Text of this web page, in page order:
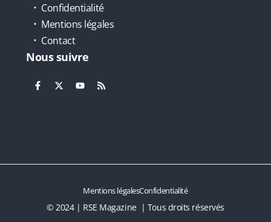
Confidentialité
Mentions légales
Contact
Nous suivre
© 2024 | RSE Magazine | Tous droits réservés
Mentions légalesConfidentialité